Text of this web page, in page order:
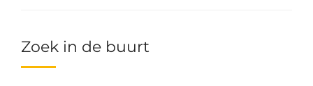
Zoek in de buurt